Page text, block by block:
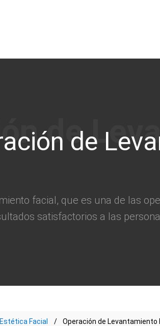
de
facial, que es una de las
satisfactorios a las
Estética Facial Operación de Levantamiento